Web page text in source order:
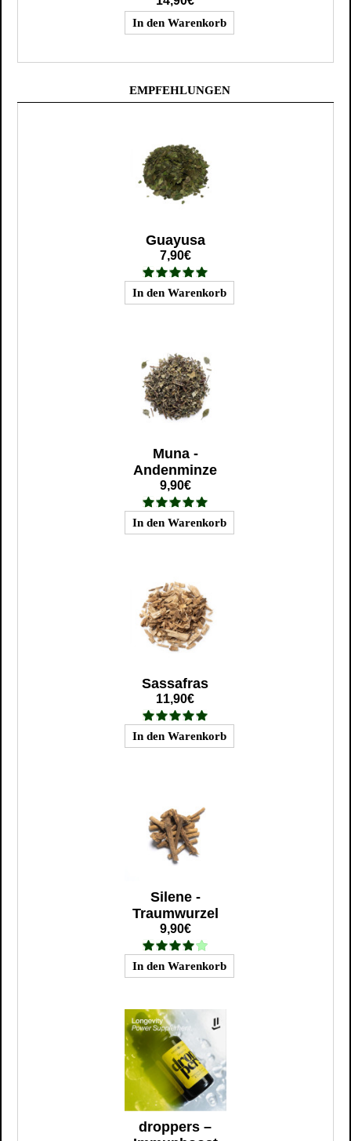
EMPFEHLUNGEN
Guayusa
7,90€
Muna -
Andenminze
9,90€
Sassafras
11,90€
Silene -
Traumwurzel
9,90€
droppers –